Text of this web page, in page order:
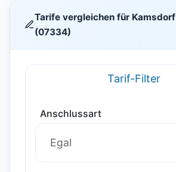
Tarife vergleichen für Kamsdorf
(07334)